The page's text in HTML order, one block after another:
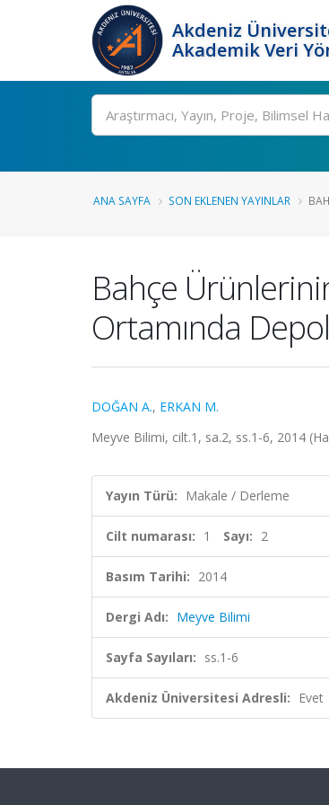
Akdeniz
Akademik Veri
Ara
ANA SAYFA SON EKLENEN YAYINLAR
Bahçe
Ortamında
DOĞAN A., ERKAN M.
Meyve Bilimi, cilt.1, sa.2, ss.1-6, 2014
Yayın Türü: Makale / Derleme
Cilt numarası: 1 Sayı: 2
Basım Tarihi: 2014
Dergi Adı: Meyve Bilimi
Sayfa Sayıları: ss.1-6
Akdeniz Üniversitesi Adresli: Evet